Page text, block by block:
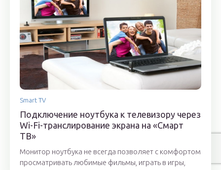
Smart TV
Подключение ноутбука к телевизору через
Wi-Fi-транслирование экрана на «Смарт
ТВ»
Монитор ноутбука не всегда позволяет с комфортом
просматривать любимые фильмы, играть в игры,